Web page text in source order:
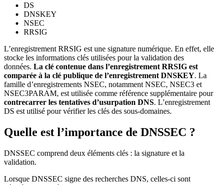
DS
DNSKEY
NSEC
RRSIG
L’enregistrement RRSIG est une signature numérique. En effet, elle
stocke les informations clés utilisées pour la validation des
données. La clé contenue dans l’enregistrement RRSIG est
comparée à la clé publique de l’enregistrement DNSKEY. La
famille d’enregistrements NSEC, notamment NSEC, NSEC3 et
NSEC3PARAM, est utilisée comme référence supplémentaire pour
contrecarrer les tentatives d’usurpation DNS. L’enregistrement
DS est utilisé pour vérifier les clés des sous-domaines.
Quelle est l’importance de DNSSEC ?
DNSSEC comprend deux éléments clés : la signature et la
validation.
Lorsque DNSSEC signe des recherches DNS, celles-ci sont